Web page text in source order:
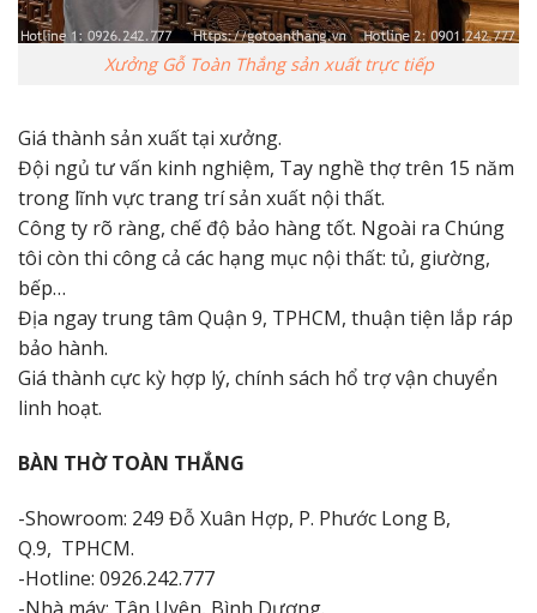
Xưởng Gỗ Toàn Thắng sản xuất trực tiếp
Giá thành sản xuất tại xưởng.
Đội ngủ tư vấn kinh nghiệm, Tay nghề thợ trên 15 năm
trong lĩnh vực trang trí sản xuất nội thất.
Công ty rõ ràng, chế độ bảo hàng tốt. Ngoài ra Chúng
tôi còn thi công cả các hạng mục nội thất: tủ, giường,
bếp…
Địa ngay trung tâm Quận 9, TPHCM, thuận tiện lắp ráp
bảo hành.
Giá thành cực kỳ hợp lý, chính sách hổ trợ vận chuyển
linh hoạt.
BÀN THỜ TOÀN THẮNG
-Showroom: 249 Đỗ Xuân Hợp, P. Phước Long B,
Q.9, TPHCM.
-Hotline: 0926.242.777
-Nhà máy: Tân Uyên, Bình Dương.